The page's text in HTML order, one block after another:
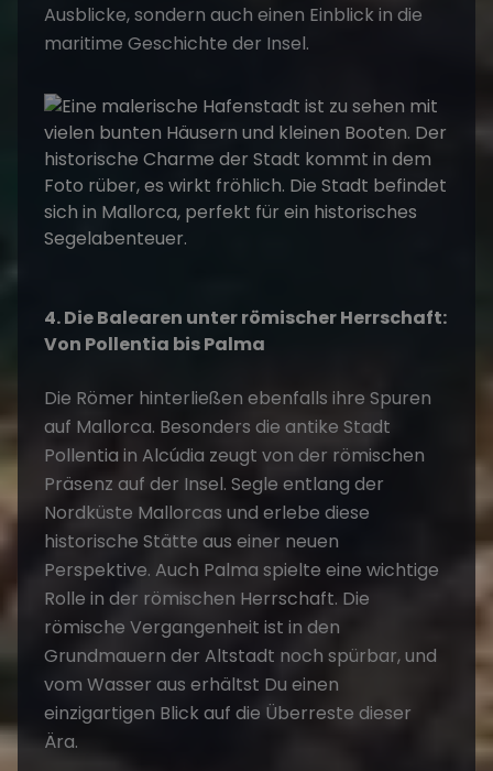
Ausblicke, sondern auch einen Einblick in die
maritime Geschichte der Insel.
4. Die Balearen unter römischer Herrschaft:
Von Pollentia bis Palma
Die Römer hinterließen ebenfalls ihre Spuren
auf Mallorca. Besonders die antike Stadt
Pollentia in Alcúdia zeugt von der römischen
Präsenz auf der Insel. Segle entlang der
Nordküste Mallorcas und erlebe diese
historische Stätte aus einer neuen
Perspektive. Auch Palma spielte eine wichtige
Rolle in der römischen Herrschaft. Die
römische Vergangenheit ist in den
Grundmauern der Altstadt noch spürbar, und
vom Wasser aus erhältst Du einen
einzigartigen Blick auf die Überreste dieser
Ära.